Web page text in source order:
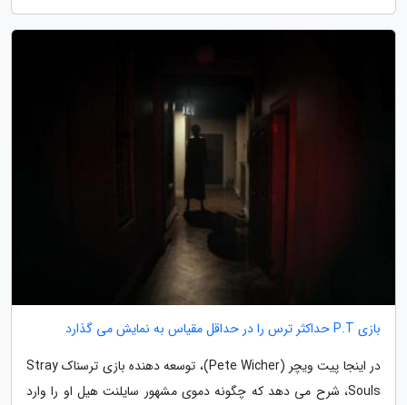
بازی P.T حداکثر ترس را در حداقل مقیاس به نمایش می گذارد
در اینجا پیت ویچر (Pete Wicher)، توسعه دهنده بازی ترسناک Stray
Souls، شرح می دهد که چگونه دموی مشهور سایلنت هیل او را وارد